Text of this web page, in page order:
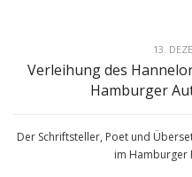
13.
Verleihung des
Hamburger
Der Schriftsteller, Poet und
im Hamburger